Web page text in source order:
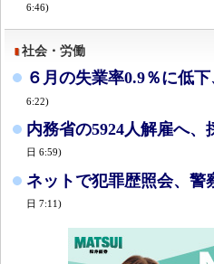
6:46)
社会・労働
６月の失業率0.9％に低
6:22)
内務省の5924人解雇へ
日 6:59)
ネットで犯罪歴照会、警
日 7:11)